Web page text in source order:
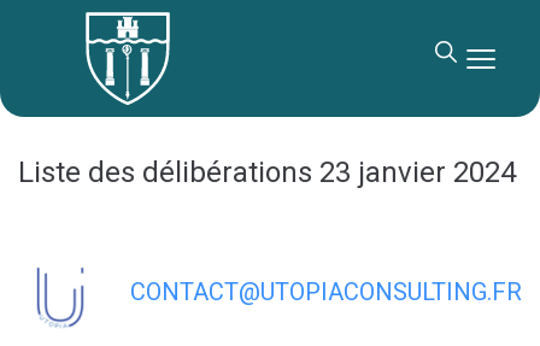
Liste des délibérations 23 janvier 2024
CONTACT@UTOPIACONSULTING.FR